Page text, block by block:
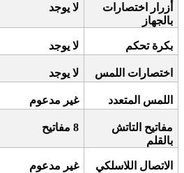
أزرار اختصارات
بالجهاز
لا يوجد
بكرة تحكم لا يوجد
اختصارات اللمس لا يوجد
اللمس المتعدد غير مدعوم
مفاتيح التاتش
بالقلم
8 مفاتيح
الاتصال اللاسلكي غير مدعوم